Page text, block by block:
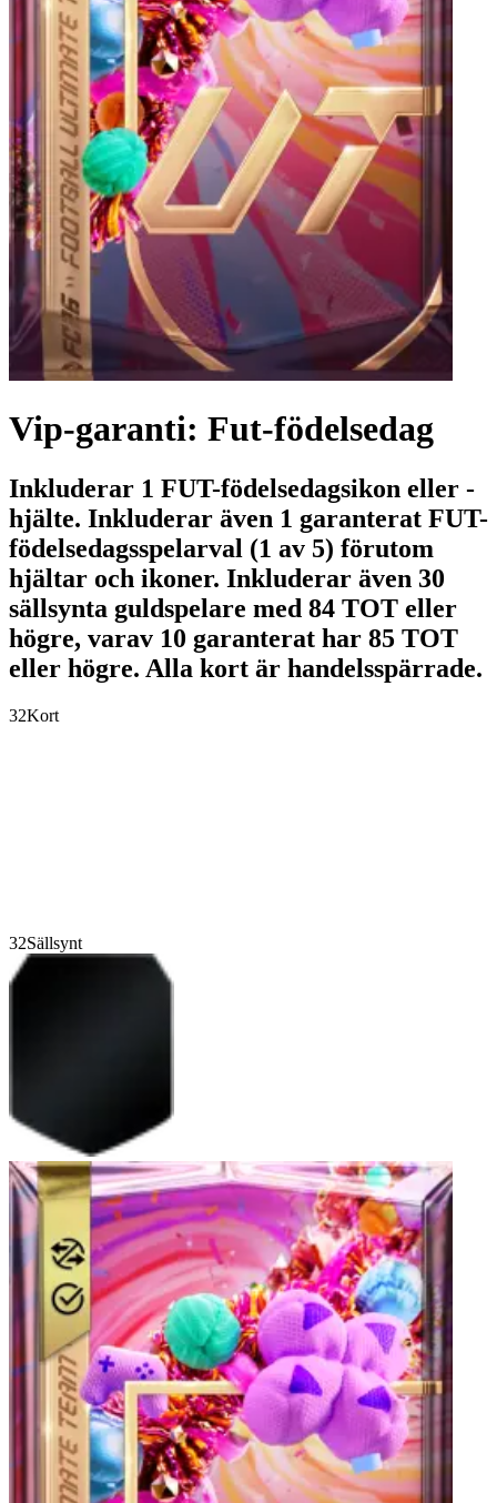
Vip-garanti: Fut-födelsedag
Inkluderar 1 FUT-födelsedagsikon eller -
hjälte. Inkluderar även 1 garanterat FUT-
födelsedagsspelarval (1 av 5) förutom
hjältar och ikoner. Inkluderar även 30
sällsynta guldspelare med 84 TOT eller
högre, varav 10 garanterat har 85 TOT
eller högre. Alla kort är handelsspärrade.
32Kort
32Sällsynt